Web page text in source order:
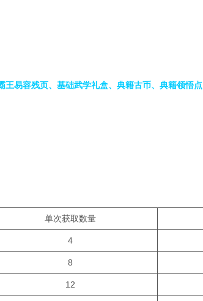
王易容残页、基础武学礼盒、典籍古币、典籍领悟点
单次获取数量
4
8
12